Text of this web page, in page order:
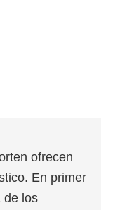
ofrecen
En primer
de los